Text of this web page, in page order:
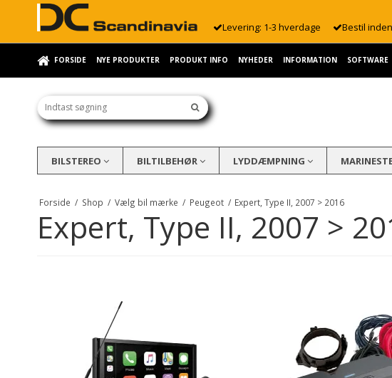
Levering: 1-3 hverdage Bestil
FORSIDE NYE PRODUKTER PRODUKT INFO NYHEDER INFORMATION SOFTWARE
BILSTEREO BILTILBEHØR LYDDÆMPNING
Forside / Shop / Vælg bil mærke / Peugeot / Expert, Type II, 2007 > 2016
Expert, Type II, 2007 >